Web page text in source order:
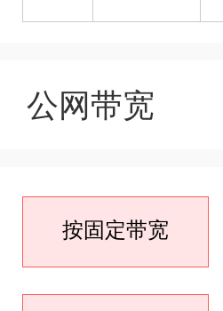
公网带宽
按固定带宽